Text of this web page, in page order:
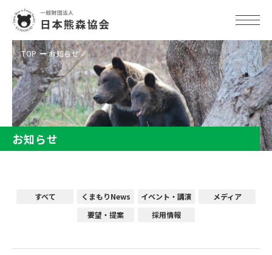
TOP お知らせ
お知らせ
すべて くまもりNews イベント・講演
メディア
要望・提案
採用情報